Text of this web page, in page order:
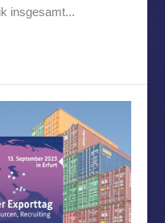
insgesamt...